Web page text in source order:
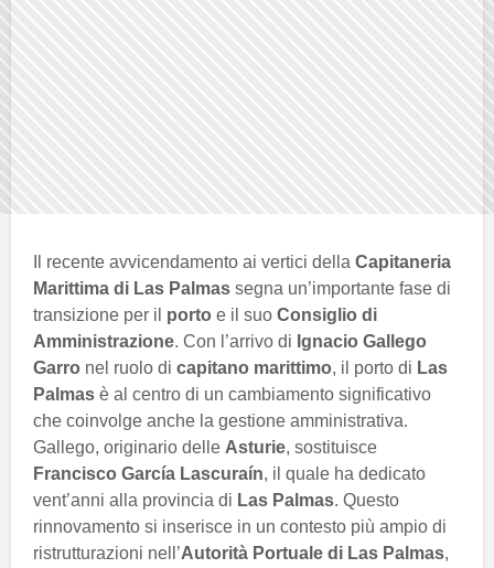
Il recente avvicendamento ai vertici della Capitaneria
Marittima di Las Palmas segna un’importante fase di
transizione per il porto e il suo Consiglio di
Amministrazione. Con l’arrivo di Ignacio Gallego
Garro nel ruolo di capitano marittimo, il porto di Las
Palmas è al centro di un cambiamento significativo
che coinvolge anche la gestione amministrativa.
Gallego, originario delle Asturie, sostituisce
Francisco García Lascuraín, il quale ha dedicato
vent’anni alla provincia di Las Palmas. Questo
rinnovamento si inserisce in un contesto più ampio di
ristrutturazioni nell’Autorità Portuale di Las Palmas,